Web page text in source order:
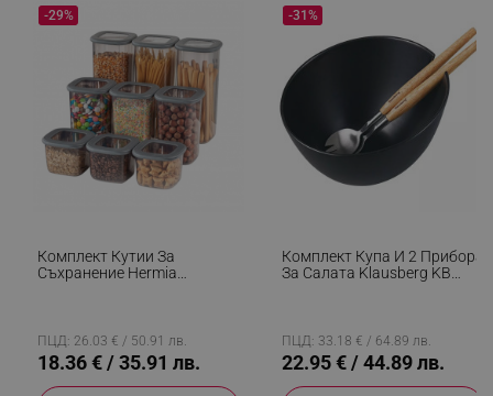
Комплект Кутии За
Съхранение Hermia
-29%
ПЦД: 26.03 € / 50.91 лв.
18.36 € / 35.91 лв.
Комплект Купа И 2 Прибора
За Салата Klausberg KB
-31%
ПЦД: 33.18 € / 64.89 лв.
22.95 € / 44.89 лв.